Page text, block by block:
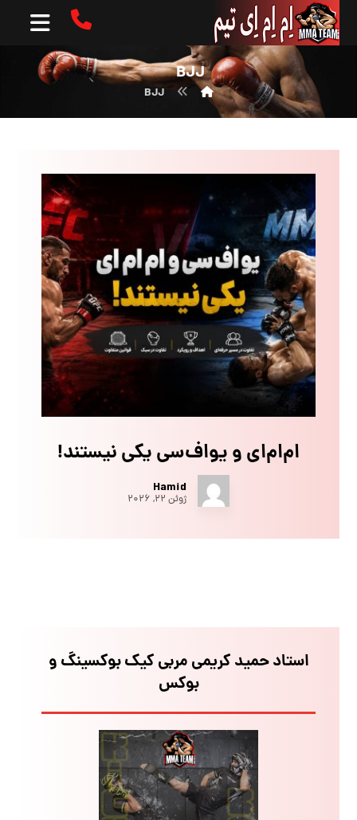
BJJ
BJJ
ام‌ام‌ای و یو‌اف‌سی یکی نیستند!
Hamid
ژوئن ۲۲, ۲۰۲۶
استاد حمید کریمی مربی کیک بوکسینگ و
بوکس